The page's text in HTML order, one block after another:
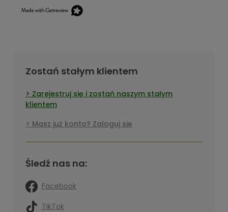
Zostań stałym klientem
Zarejestruj się i zostań naszym stałym
klientem
Masz już konto? Zaloguj się
Śledź nas na:
Facebook
TikTok